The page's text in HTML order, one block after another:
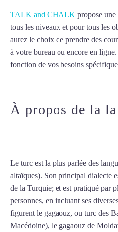
TALK and CHALK propose une
tous les niveaux et pour tous les
aurez le choix de prendre des
à votre bureau ou encore en
fonction de vos besoins
À propos de la
Le turc est la plus parlée des
altaïques). Son principal dialecte
de la Turquie; et est pratiqué par
personnes, en incluant ses
figurent le gagaouz, ou turc des
Macédoine), le gagaouz de